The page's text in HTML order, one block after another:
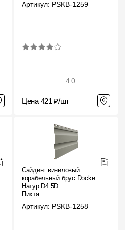
Артикул: PSKB-1259
4.0
Цена 421 ₽/шт
Сайдинг виниловый
корабельный брус Docke
Натур D4.5D
Пихта
Артикул: PSKB-1258